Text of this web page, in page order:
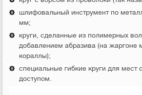
шлифовальный инструмент по
мм;
круги, сделанные из полимерных
добавлением абразива (на жаргоне
кораллы);
специальные гибкие круги для мест
доступом.